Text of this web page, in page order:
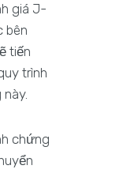
giá J-
bên
tiến
trình
chứng